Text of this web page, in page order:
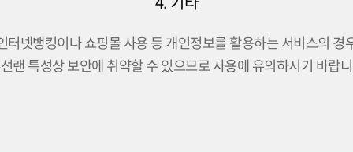
터넷뱅킹이나 쇼핑몰 사용 등 개인정보를 활용하는 서비스의 경
랜 특성상 보안에 취약할 수 있으므로 사용에 유의하시기 바랍